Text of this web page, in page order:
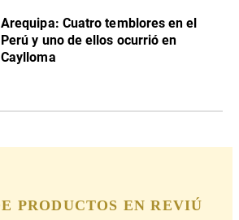
Arequipa: Cuatro temblores en el
Perú y uno de ellos ocurrió en
Caylloma